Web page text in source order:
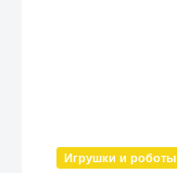
Игрушки и роботы